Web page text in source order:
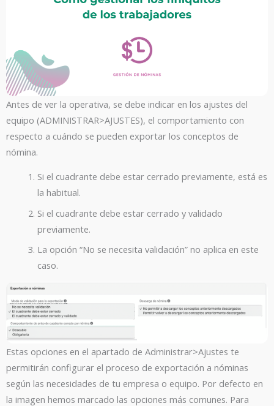
Antes de ver la operativa, se debe indicar en los ajustes del
equipo (ADMINISTRAR>AJUSTES), el comportamiento con
respecto a cuándo se pueden exportar los conceptos de
nómina.
Si el cuadrante debe estar cerrado previamente, está es
la habitual.
Si el cuadrante debe estar cerrado y validado
previamente.
La opción “No se necesita validación” no aplica en este
caso.
Estas opciones en el apartado de Administrar>Ajustes te
permitirán configurar el proceso de exportación a nóminas
según las necesidades de tu empresa o equipo. Por defecto en
la imagen hemos marcado las opciones más comunes. Para